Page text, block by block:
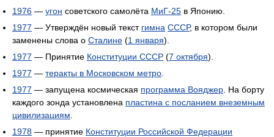
1976 — угон советского самолёта МиГ-25 в Японию.
1977 — Утверждён новый текст гимна СССР, в котором были
заменены слова о Сталине (1 января).
1977 — Принятие Конституции СССР (7 октября).
1977 — теракты в Московском метро
1977 — запущена космическая программа Вояджер . На борту
каждого зонда установлена пластина с посланием внеземным
цивилизациям
1978 — принятие Конституции Российской Федерации